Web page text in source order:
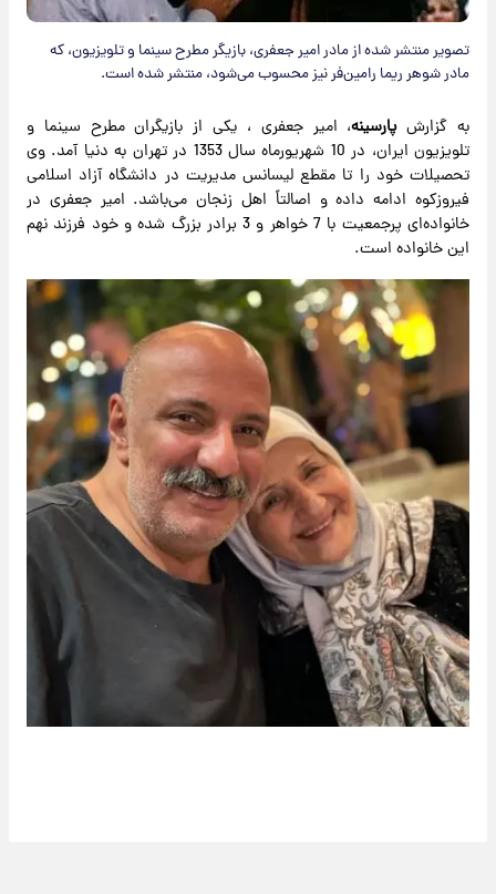
تصویر منتشر شده از مادر امیر جعفری، بازیگر مطرح سینما و تلویزیون، که
مادر شوهر ریما رامین‌فر نیز محسوب می‌شود، منتشر شده است.
به گزارشپارسینه، امیر جعفری ، یکی از بازیگران مطرح سینما و
تلویزیون ایران، در 10 شهریورماه سال 1353 در تهران به دنیا آمد. وی
تحصیلات خود را تا مقطع لیسانس مدیریت در دانشگاه آزاد اسلامی
فیروزکوه ادامه داده و اصالتاً اهل زنجان می‌باشد. امیر جعفری در
خانواده‌ای پرجمعیت با 7 خواهر و 3 برادر بزرگ شده و خود فرزند نهم
این خانواده است.